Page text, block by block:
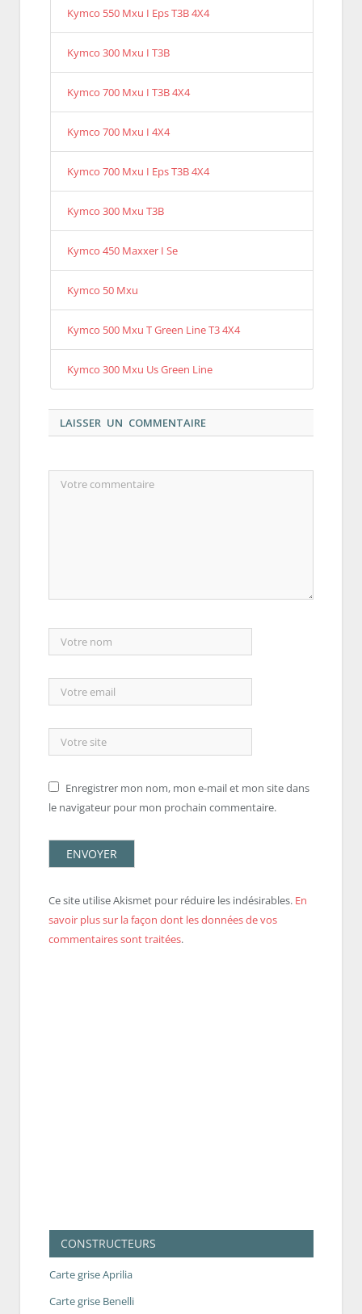
Kymco 550 Mxu I Eps T3B 4X4
Kymco 300 Mxu I T3B
Kymco 700 Mxu I T3B 4X4
Kymco 700 Mxu I 4X4
Kymco 700 Mxu I Eps T3B 4X4
Kymco 300 Mxu T3B
Kymco 450 Maxxer I Se
Kymco 50 Mxu
Kymco 500 Mxu T Green Line T3 4X4
Kymco 300 Mxu Us Green Line
LAISSER UN COMMENTAIRE
Enregistrer mon nom, mon e-mail et mon site dans
le navigateur pour mon prochain commentaire.
Ce site utilise Akismet pour réduire les indésirables. En
savoir plus sur la façon dont les données de vos
commentaires sont traitées.
CONSTRUCTEURS
Carte grise Aprilia
Carte grise Benelli